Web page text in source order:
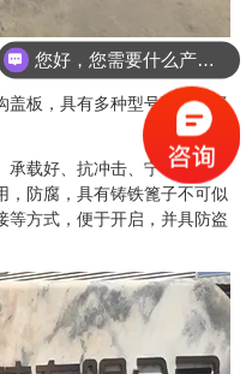
板，具有多种型号可供选择
载好、抗冲击、宁弯勿折、
，防腐，具有铸铁篦子不可似
等方式，便于开启，并具防盗
您好，您需要什么产品？